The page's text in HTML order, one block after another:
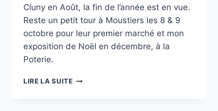
Cluny en Août, la fin de l’année est en vue.
Reste un petit tour à Moustiers les 8 & 9
octobre pour leur premier marché et mon
exposition de Noël en décembre, à la
Poterie.
LIRE LA SUITE2022